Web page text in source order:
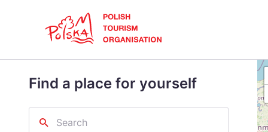
Cerca
sito
Dansk
Find a place for yourself